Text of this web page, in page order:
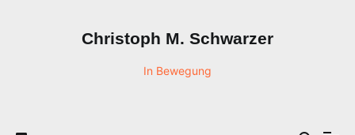
Christoph M. Schwarzer
In Bewegung